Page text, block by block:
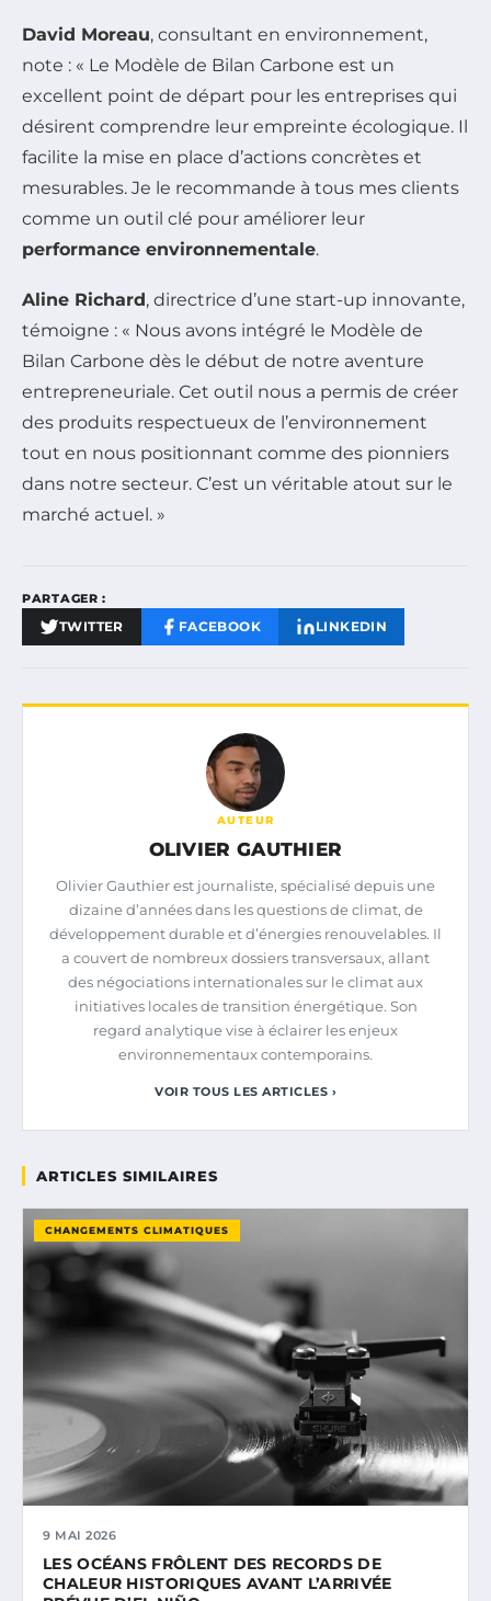
David Moreau, consultant en environnement,
note : « Le Modèle de Bilan Carbone est un
excellent point de départ pour les entreprises qui
désirent comprendre leur empreinte écologique. Il
facilite la mise en place d’actions concrètes et
mesurables. Je le recommande à tous mes clients
comme un outil clé pour améliorer leur
performance environnementale.
Aline Richard , directrice d’une start-up innovante,
témoigne : « Nous avons intégré le Modèle de
Bilan Carbone dès le début de notre aventure
entrepreneuriale. Cet outil nous a permis de créer
des produits respectueux de l’environnement
tout en nous positionnant comme des pionniers
dans notre secteur. C’est un véritable atout sur le
marché actuel. »
PARTAGER :
TWITTER FACEBOOK LINKEDIN
AUTEUR
OLIVIER GAUTHIER
Olivier Gauthier est journaliste, spécialisé depuis une
dizaine d’années dans les questions de climat, de
développement durable et d’énergies renouvelables. Il
a couvert de nombreux dossiers transversaux, allant
des négociations internationales sur le climat aux
initiatives locales de transition énergétique. Son
regard analytique vise à éclairer les enjeux
environnementaux contemporains.
VOIR TOUS LES ARTICLES ›
ARTICLES SIMILAIRES
CHANGEMENTS CLIMATIQUES
9 MAI 2026
LES OCÉANS FRÔLENT DES RECORDS DE
CHALEUR HISTORIQUES AVANT L’ARRIVÉE